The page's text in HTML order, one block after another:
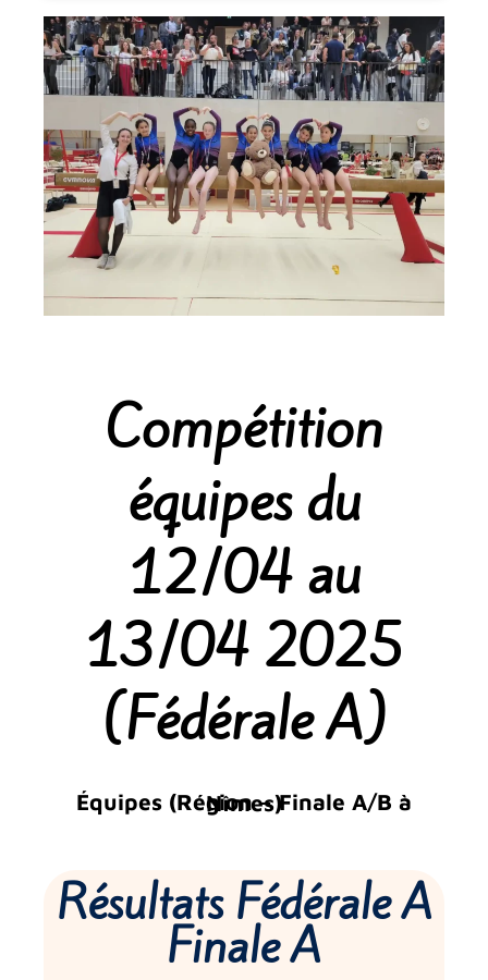
Compétition
équipes du
12/04 au
13/04 2025
(Fédérale A)
Équipes (Région – Finale A/B à Nîmes)
Résultats Fédérale A
Finale A